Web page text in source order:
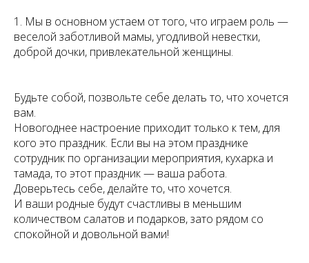
1. Мы в основном устаем от того, что играем роль —
веселой заботливой мамы, угодливой невестки,
доброй дочки, привлекательной женщины.
Будьте собой, позвольте себе делать то, что хочется
вам.
Новогоднее настроение приходит только к тем, для
кого это праздник. Если вы на этом празднике
сотрудник по организации мероприятия, кухарка и
тамада, то этот праздник — ваша работа.
Доверьтесь себе, делайте то, что хочется.
И ваши родные будут счастливы в меньшим
количеством салатов и подарков, зато рядом со
спокойной и довольной вами!